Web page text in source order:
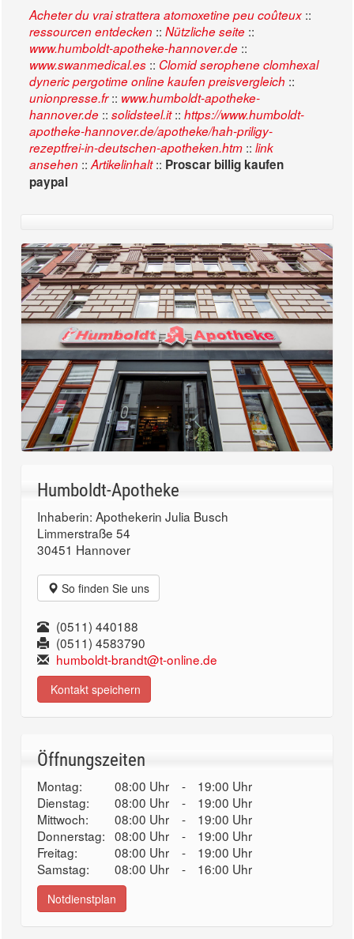
Acheter du vrai strattera atomoxetine peu coûteux ::
ressourcen entdecken :: Nützliche seite ::
www.humboldt-apotheke-hannover.de ::
www.swanmedical.es :: Clomid serophene clomhexal
dyneric pergotime online kaufen preisvergleich ::
unionpresse.fr:: www.humboldt-apotheke-
hannover.de :: solidsteel.it:: https://www.humboldt-
apotheke-hannover.de/apotheke/hah-priligy-
rezeptfrei-in-deutschen-apotheken.htm :: link
ansehen :: Artikelinhalt:: Proscar billig kaufen
paypal
Humboldt-Apotheke
Inhaberin: Apothekerin Julia Busch
Limmerstraße 54
30451 Hannover
So finden Sie uns
(0511) 440188
(0511) 4583790
humboldt-brandt@t-online.de
Kontakt speichern
Öffnungszeiten
Montag: 08:00 Uhr -
19:00 Uhr
Dienstag:
08:00 Uhr -
19:00 Uhr
Mittwoch:
08:00 Uhr -
19:00 Uhr
Donnerstag: 08:00 Uhr -
19:00 Uhr
Freitag:
08:00 Uhr -
19:00 Uhr
Samstag:
08:00 Uhr - 16:00 Uhr
Notdienstplan